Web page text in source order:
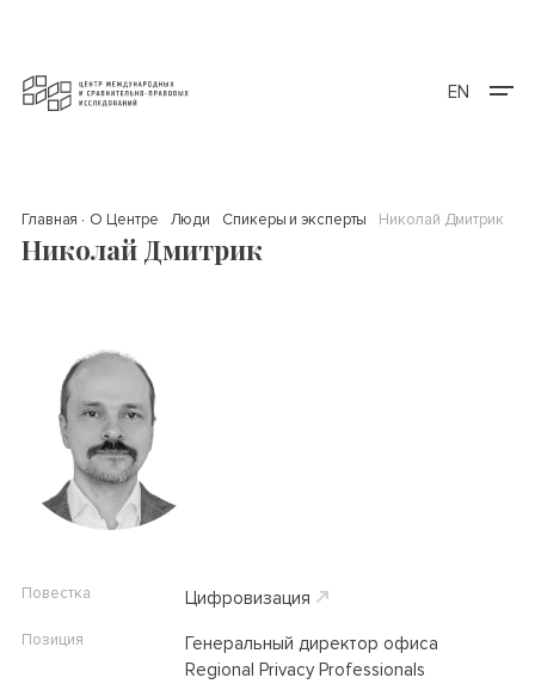
EN
Главная О Центре Люди Спикеры и эксперты Николай Дмитрик
Николай Дмитрик
Повестка Цифровизация
Позиция
Генеральный директор офиса
Regional Privacy Professionals